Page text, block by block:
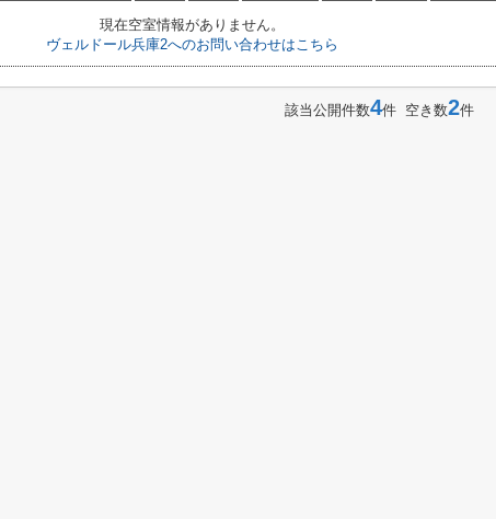
現在空室情報がありません。
ヴェルドール兵庫2へのお問い合わせはこちら
該当公開件数4件 空き数2件